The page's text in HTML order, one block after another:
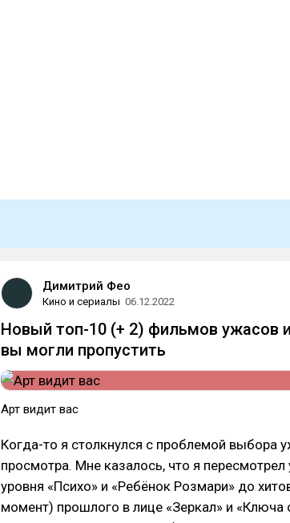
Димитрий Фео
Кино и сериалы 06.12.2022
Новый топ-10 (+ 2) фильмов ужасов
вы могли пропустить
Арт видит вас
Когда-то я столкнулся с проблемой выбора
просмотра. Мне казалось, что я пересмотрел
уровня «Психо» и «Ребёнок Розмари» до
момент) прошлого в лице «Зеркал» и «Ключа